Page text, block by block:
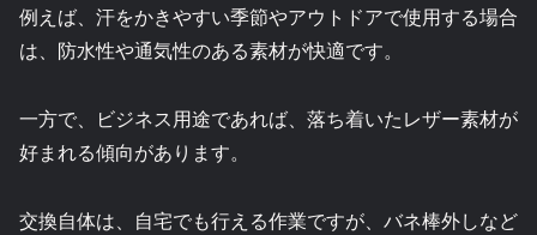
例えば、汗をかきやすい季節やアウトドアで使用する場合
は、防水性や通気性のある素材が快適です。
一方で、ビジネス用途であれば、落ち着いたレザー素材が
好まれる傾向があります。
交換自体は、自宅でも行える作業ですが、バネ棒外しなど